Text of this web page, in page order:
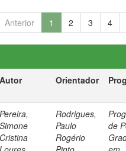
Anterior 1 2 3 4
Autor Orientador
Pereira,
Simone
Cristina
Rodrigues,
Paulo
Rogério
de